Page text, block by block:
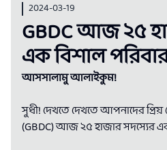
2024-03-19
GBDC আজ ২৫
এক বিশাল
আসসালামু আলাইকুম!
সুধী! দেখতে দেখতে আপনাদের প্রিয়
(GBDC) আজ ২৫ হাজার সদস্যের